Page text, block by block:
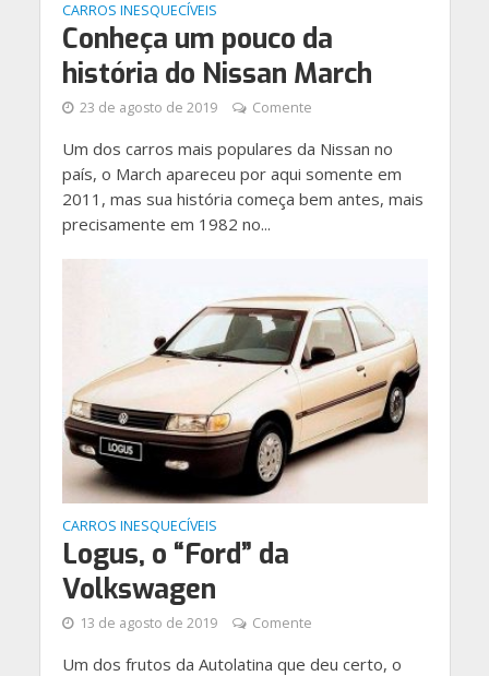
CARROS INESQUECÍVEIS
Conheça um pouco da
história do Nissan March
23 de agosto de 2019 Comente
Um dos carros mais populares da Nissan no
país, o March apareceu por aqui somente em
2011, mas sua história começa bem antes, mais
precisamente em 1982 no...
CARROS INESQUECÍVEIS
Logus, o “Ford” da
Volkswagen
13 de agosto de 2019 Comente
Um dos frutos da Autolatina que deu certo, o